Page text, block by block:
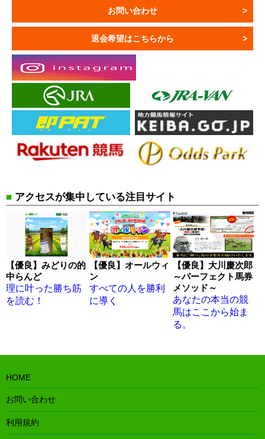
お問い合わせ
退会希望はこちらから
■ アクセスが集中している注目サイト
【優良】みどりの的
中らんど
理に叶った勝ち筋
を読む！
【優良】オールウィ
ン
すべての人を勝利
に導く
【優良】大川慶次郎
～パーフェクト馬券
メソッド～
あなたの本当の競
馬はここから始ま
る。
HOME
お問い合わせ
利用規約